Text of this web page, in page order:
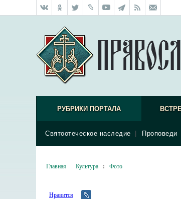
РУБРИКИ ПОРТАЛА
Святоотеческое наследие Проповеди
Главная Культура : Фото
Нравится